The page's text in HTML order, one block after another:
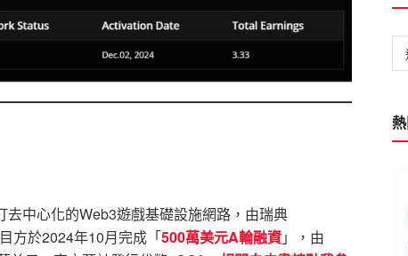
中心化的Web3遊戲基礎設施網路，由瑞典
方於2024年10月完成「500萬美元A輪融資」，由